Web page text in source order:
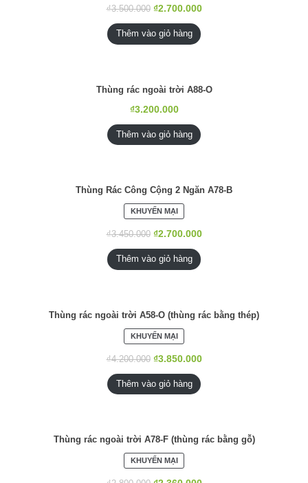
ĐANG
GIÁ
₫3.500.000 ₫2.700.000
Thêm vào giỏ hàng
Thùng rác ngoài trời A88-O
₫3.200.000
Thêm vào giỏ hàng
Thùng Rác Công Cộng 2 Ngăn A78-B
KHUYẾN MẠISẢN
PHẨM
ĐANG
₫3.450.000 ₫2.700.000
Thêm vào giỏ hàng
Thùng rác ngoài trời A58-O (thùng rác bằng thép)
KHUYẾN MẠISẢN
PHẨM
ĐANG
GIÁ
₫4.200.000 ₫3.850.000
Thêm vào giỏ hàng
Thùng rác ngoài trời A78-F (thùng rác bằng gỗ)
KHUYẾN MẠISẢN
PHẨM
ĐANG